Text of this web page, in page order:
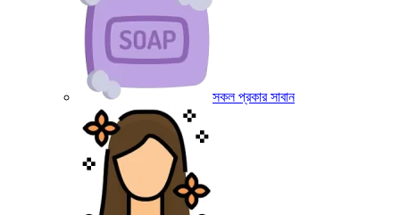
সকল প্রকার সাবান